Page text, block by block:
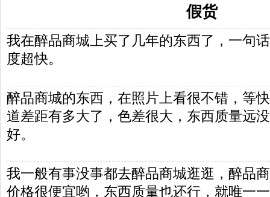
假货
我在醉品商城上买了几年的东西了，一句
度超快。
醉品商城的东西，在照片上看很不错，等
道差距有多大了，色差很大，东西质量远
好。
我一般有事没事都去醉品商城逛逛，醉品
价格很便宜哟，东西质量也还行，就唯一